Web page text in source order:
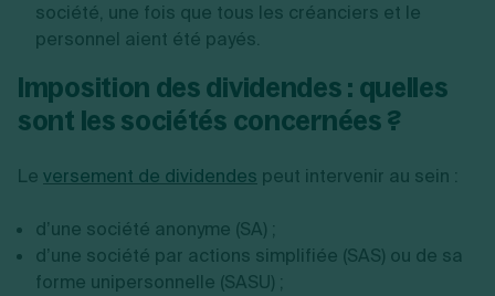
société, une fois que tous les créanciers et le
personnel aient été payés.
Imposition des dividendes : quelles
sont les sociétés concernées ?
Le versement de dividendes peut intervenir au sein :
d’une société anonyme (SA) ;
d’une société par actions simplifiée (SAS) ou de sa
forme unipersonnelle (SASU) ;